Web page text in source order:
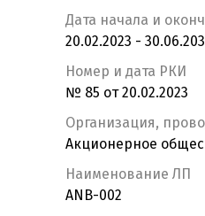
Дата начала и
20.02.2023 -
Номер и дата РКИ
№ 85 от 20.02.2023
Организация,
Акционерное
Наименование ЛП
ANB-002